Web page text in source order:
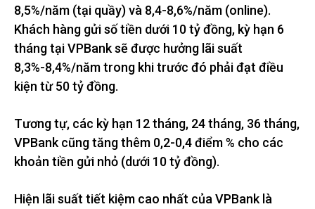
8,5%/năm (tại quầy) và 8,4-8,6%/năm (online).
Khách hàng gửi số tiền dưới 10 tỷ đồng, kỳ hạn 6
tháng tại VPBank sẽ được hưởng lãi suất
8,3%-8,4%/năm trong khi trước đó phải đạt điều
kiện từ 50 tỷ đồng.
Tương tự, các kỳ hạn 12 tháng, 24 tháng, 36 tháng,
VPBank cũng tăng thêm 0,2-0,4 điểm % cho các
khoản tiền gửi nhỏ (dưới 10 tỷ đồng).
Hiện lãi suất tiết kiệm cao nhất của VPBank là